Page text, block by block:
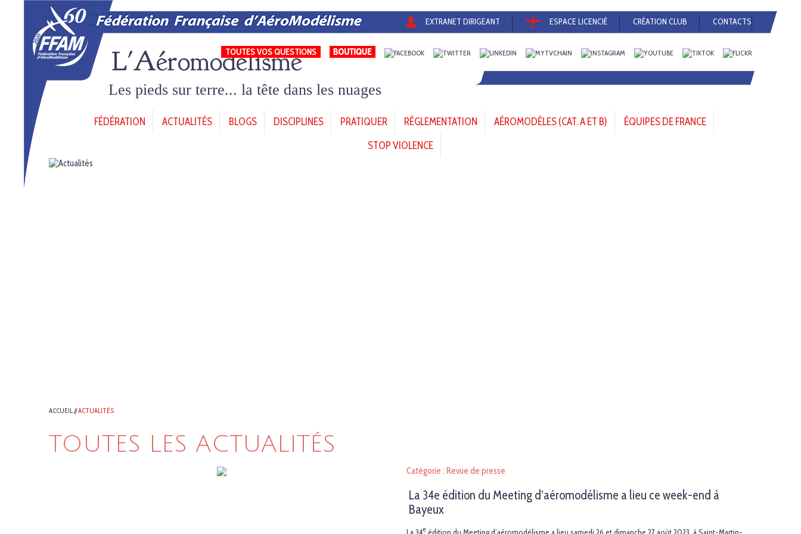
EXTRANET DIRIGEANT ESPACE LICENCIÉ CRÉATION CLUB CONTACTS
TOUTES VOS QUESTIONS
L'Aéromodélisme
Les pieds sur terre... la tête dans les nuages
FÉDÉRATION ACTUALITÉS BLOGS DISCIPLINES PRATIQUER RÉGLEMENTATION AÉROMODÈLES (CAT. A ET B)
ÉQUIPES DE FRANCE
STOP VIOLENCE
ACCUEIL//ACTUALITÉS
TOUTES LES ACTUALITÉS
Catégorie : Revue de presse
La 34e édition du Meeting d’aéromodélisme a lieu ce week-end à
Bayeux
e